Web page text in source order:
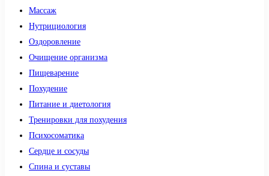
Массаж
Нутрициология
Оздоровление
Очищение организма
Пищеварение
Похудение
Питание и диетология
Тренировки для похудения
Психосоматика
Сердце и сосуды
Спина и суставы